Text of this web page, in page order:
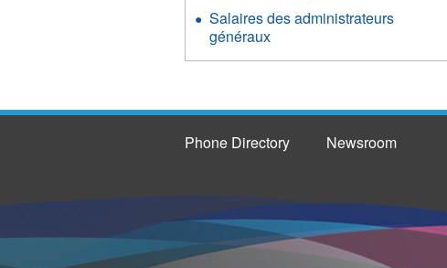
Salaires des administrateurs
généraux
Phone Directory Newsroom